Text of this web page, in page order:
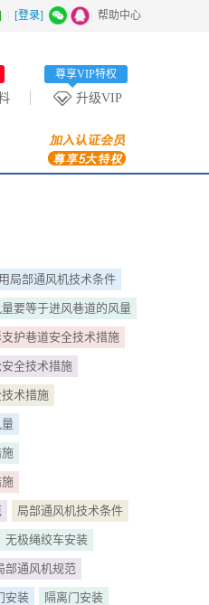
[登录] 帮助中心
升级VIP
尊享VIP特权
局部通风机技术条件
要等于进风巷道的风量
护巷道安全技术措施
全技术措施
术措施
局部通风机技术条件
无极绳绞车安装
部通风机规范
安装 隔离门安装